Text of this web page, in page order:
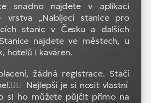
snadno najdete v aplikaci
vrstva „Nabíjecí stanice pro
stanic v Česku a dalších
najdete ve městech, u
hotelů i kaváren.
žádná registrace. Stačí
Nejlepší je si nosit vlastní
si ho můžete půjčit přímo na